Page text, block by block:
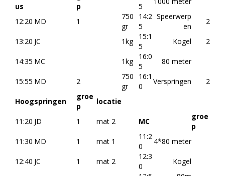
us
p
5
12:20 MD 1
750
gr
14:2
5
Speerwerp
en
2
13:20 JC 1kg
15:1
5
Kogel 2
14:35 MC 1kg
16:0
5
80 meter
15:55 MD 2
750
gr
16:1
0
Verspringen 2
Hoogspringen
groe
p
locatie
11:20 JD 1 mat 2 MC
groe
p
11:30 MD 1 mat 1
11:2
0
4*80 meter
12:40 JC 1 mat 2
12:3
0
Kogel